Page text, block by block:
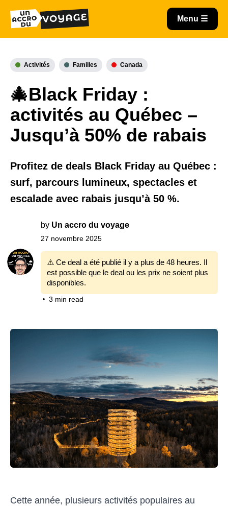
Activités Familles Canada
🎄Black Friday :
activités au Québec –
Jusqu’à 50% de rabais
Profitez de deals Black Friday au Québec :
surf, parcours lumineux, spectacles et
escalade avec rabais jusqu’à 50 %.
by Un accro du voyage
27 novembre 2025
⚠️ Ce deal a été publié il y a plus de 48 heures. Il
est possible que le deal ou les prix ne soient plus
disponibles.
• 3 min read
Cette année, plusieurs activités populaires au